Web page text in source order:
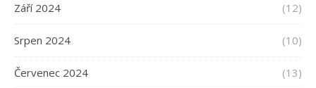
Září 2024 (12)
Srpen 2024 (10)
Červenec 2024 (13)